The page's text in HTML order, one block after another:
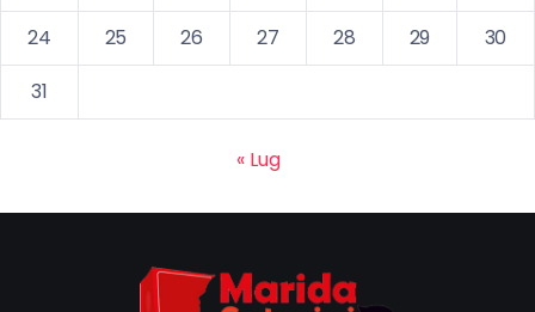
24
25 26 27 28 29
30
31
« Lug